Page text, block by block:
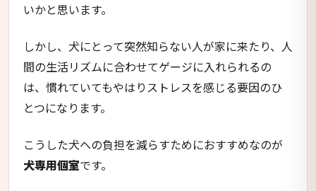
いかと思います。
しかし、犬にとって突然知らない人が家に来たり、人
間の生活リズムに合わせてゲージに入れられるの
は、慣れていてもやはりストレスを感じる要因のひ
とつになります。
こうした犬への負担を減らすためにおすすめなのが
犬専用個室です。